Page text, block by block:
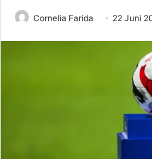
Cornelia Farida 22 Juni